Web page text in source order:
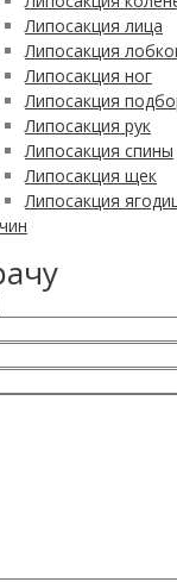
Липосакция лица
Липосакция
Липосакция ног
Липосакция
Липосакция рук
Липосакция спины
Липосакция щек
Липосакция